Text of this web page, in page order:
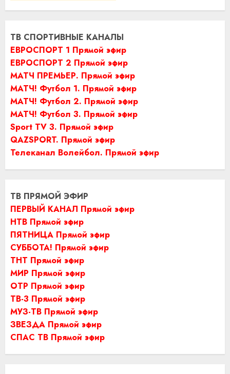
ТВ СПОРТИВНЫЕ КАНАЛЫ
ЕВРОСПОРТ 1 Прямой эфир
ЕВРОСПОРТ 2 Прямой эфир
МАТЧ ПРЕМЬЕР. Прямой эфир
МАТЧ! Футбол 1. Прямой эфир
МАТЧ! Футбол 2. Прямой эфир
МАТЧ! Футбол 3. Прямой эфир
Sport TV 3. Прямой эфир
QAZSPORT. Прямой эфир
Телеканал Волейбол. Прямой эфир
ТВ ПРЯМОЙ ЭФИР
ПЕРВЫЙ КАНАЛ Прямой эфир
НТВ Прямой эфир
ПЯТНИЦА Прямой эфир
СУББОТА! Прямой эфир
ТНТ Прямой эфир
МИР Прямой эфир
ОТР Прямой эфир
ТВ-3 Прямой эфир
МУЗ-ТВ Прямой эфир
ЗВЕЗДА Прямой эфир
СПАС ТВ Прямой эфир